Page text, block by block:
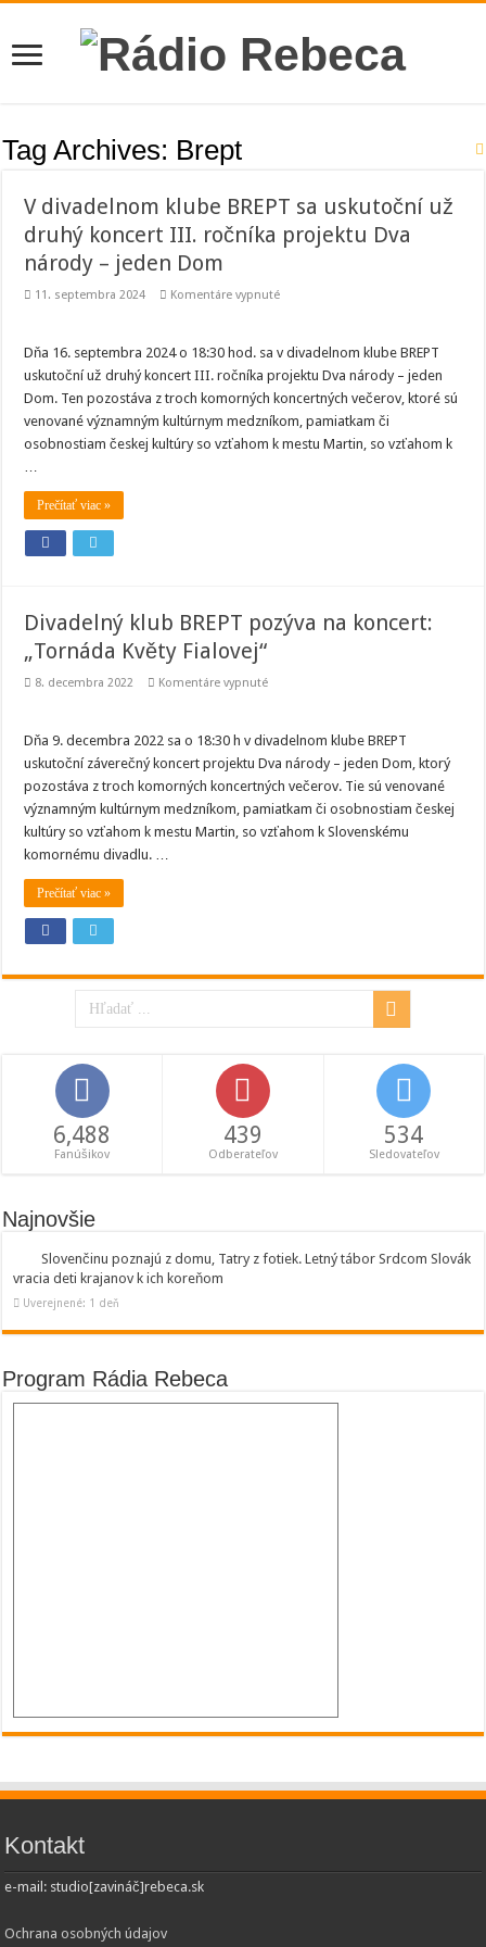
Tag Archives: Brept
V divadelnom klube BREPT sa uskutoční už
druhý koncert III. ročníka projektu Dva
národy – jeden Dom
11. septembra 2024 Komentáre vypnuténa
BREPT
uskutoční
už
druhý
koncert
ročníka
Dňa 16. septembra 2024 o 18:30 hod. sa v divadelnom klube BREPT
uskutoční už druhý koncert III. ročníka projektu Dva národy – jeden
Dom. Ten pozostáva z troch komorných koncertných večerov, ktoré sú
venované významným kultúrnym medzníkom, pamiatkam či
osobnostiam českej kultúry so vzťahom k mestu Martin, so vzťahom k
…
Prečítať viac »
Divadelný klub BREPT pozýva na koncert:
„Tornáda Květy Fialovej“
8. decembra 2022 Komentáre vypnuténa
pozýva
koncert:
„Tornáda
Květy
Fialovej“
Dňa 9. decembra 2022 sa o 18:30 h v divadelnom klube BREPT
uskutoční záverečný koncert projektu Dva národy – jeden Dom, ktorý
pozostáva z troch komorných koncertných večerov. Tie sú venované
významným kultúrnym medzníkom, pamiatkam či osobnostiam českej
kultúry so vzťahom k mestu Martin, so vzťahom k Slovenskému
komornému divadlu. …
Prečítať viac »
6,488
Fanúšikov
439
Odberateľov
534
Sledovateľov
Najnovšie
Slovenčinu poznajú z domu, Tatry z fotiek. Letný tábor Srdcom Slovák
vracia deti krajanov k ich koreňom
Uverejnené: 1 deň
Program Rádia Rebeca
Kontakt
e-mail: studio[zavináč]rebeca.sk
Ochrana osobných údajov